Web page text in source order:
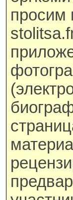
просим